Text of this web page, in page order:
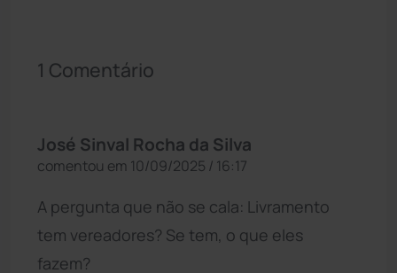
1 Comentário
José Sinval Rocha da Silva
comentou em 10/09/2025 / 16:17
A pergunta que não se cala: Livramento
tem vereadores? Se tem, o que eles
fazem?